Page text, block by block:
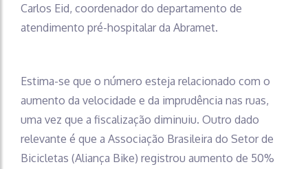
Carlos Eid, coordenador do departamento de
atendimento pré-hospitalar da Abramet.
Estima-se que o número esteja relacionado com o
aumento da velocidade e da imprudência nas ruas,
uma vez que a fiscalização diminuiu. Outro dado
relevante é que a Associação Brasileira do Setor de
Bicicletas (Aliança Bike) registrou aumento de 50%